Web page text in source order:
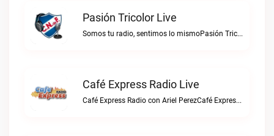
Pasión Tricolor Live
Somos tu radio, sentimos lo mismoPasión Tricolor live
Café Express Radio Live
Café Express Radio con Ariel PerezCafé Express Radio live